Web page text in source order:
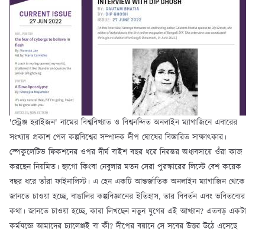
'স্ট্রেঞ্জ হরাইজন' নামের বিশ্ববিখ্যাত ও বিশ্বনন্দিত অনলাইন ম্যাগাজিনে এবারের
সংখ্যায় প্রকাশ পেল কল্পবিশ্বের সম্পাদক দীপ ঘোষের বিস্তারিত সাক্ষাৎকার।
স্পেকুলেটিভ ফিকশনের ওপর দীর্ঘ বাইশ বছর ধরে নিরন্তর অধ্যবসায়ে ওঁরা কাজ
করছেন নিয়মিত। হ্যুগো কিংবা নেবুলার মতন সেরা পুরস্কারের লিস্টে বেশ কয়েক
বছর ধরে তাঁরা ফাইনালিস্ট। এ হেন একটি আন্তর্জাতিক অনলাইন ম্যাগাজিন থেকে
জানতে চাওয়া হচ্ছে, বাঙালির কল্পবিজ্ঞানের ইতিহাস, তার বিবর্তন এবং ভবিতব্যের
কথা। জানতে চাওয়া হচ্ছে, কারা লিখছেন নতুন যুগের এই আখ্যান? এতবড় একটা
কর্মযজ্ঞে আমাদের চ্যালেঞ্জই বা কী? দীপের বয়ানে সে সবের উত্তর উঠে এসেছে